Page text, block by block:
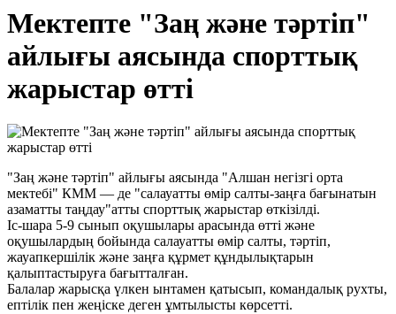
Мектепте "Заң және тәртіп"
айлығы аясында спорттық
жарыстар өтті
"Заң және тәртіп" айлығы аясында "Алшан негізгі орта
мектебі" КММ — де "салауатты өмір салты-заңға бағынатын
азаматты таңдау"атты спорттық жарыстар өткізілді.
Іс-шара 5-9 сынып оқушылары арасында өтті және
оқушылардың бойында салауатты өмір салты, тәртіп,
жауапкершілік және заңға құрмет құндылықтарын
қалыптастыруға бағытталған.
Балалар жарысқа үлкен ынтамен қатысып, командалық рухты,
ептілік пен жеңіске деген ұмтылысты көрсетті.